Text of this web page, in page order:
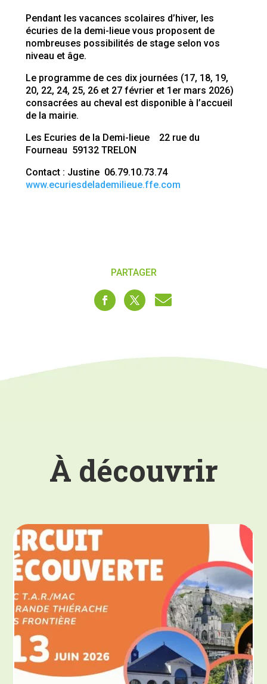
Pendant les vacances scolaires d’hiver, les
écuries de la demi-lieue vous proposent de
nombreuses possibilités de stage selon vos
niveau et âge.
Le programme de ces dix journées (17, 18, 19,
20, 22, 24, 25, 26 et 27 février et 1er mars 2026)
consacrées au cheval est disponible à l’accueil
de la mairie.
Les Ecuries de la Demi-lieue 22 rue du
Fourneau 59132 TRELON
Contact : Justine 06.79.10.73.74
www.ecuriesdelademilieue.ffe.com
PARTAGER
À découvrir